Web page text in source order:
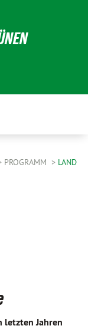
PROGRAMM LAND
letzten Jahren